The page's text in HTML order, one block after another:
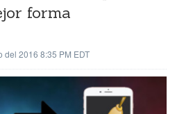
forma
del 2016 8:35 PM EDT